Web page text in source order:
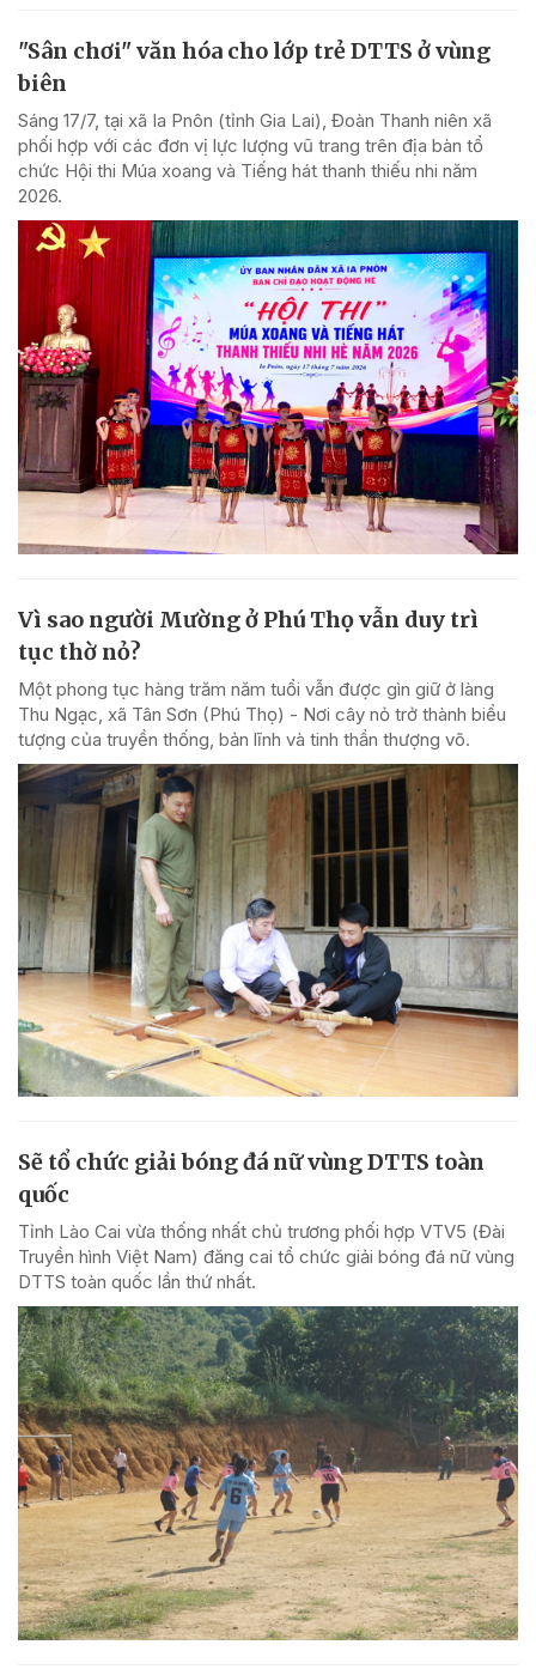
"Sân chơi" văn hóa cho lớp trẻ DTTS ở vùng
biên
Sáng 17/7, tại xã Ia Pnôn (tỉnh Gia Lai), Đoàn Thanh niên xã
phối hợp với các đơn vị lực lượng vũ trang trên địa bàn tổ
chức Hội thi Múa xoang và Tiếng hát thanh thiếu nhi năm
2026.
Vì sao người Mường ở Phú Thọ vẫn duy trì
tục thờ nỏ?
Một phong tục hàng trăm năm tuổi vẫn được gìn giữ ở làng
Thu Ngạc, xã Tân Sơn (Phú Thọ) - Nơi cây nỏ trở thành biểu
tượng của truyền thống, bản lĩnh và tinh thần thượng võ.
Sẽ tổ chức giải bóng đá nữ vùng DTTS toàn
quốc
Tỉnh Lào Cai vừa thống nhất chủ trương phối hợp VTV5 (Đài
Truyền hình Việt Nam) đăng cai tổ chức giải bóng đá nữ vùng
DTTS toàn quốc lần thứ nhất.